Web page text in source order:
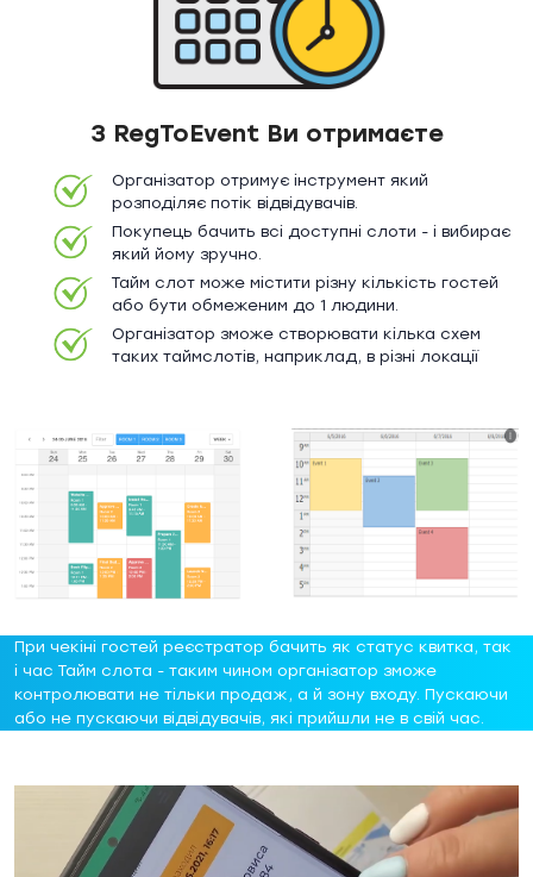
З RegToEvent Ви отримаєте
Організатор отримує інструмент який
розподіляє потік відвідувачів.
Покупець бачить всі доступні слоти - і вибирає
який йому зручно.
Тайм слот може містити різну кількість гостей
або бути обмеженим до 1 людини.
Організатор зможе створювати кілька схем
таких таймслотів, наприклад, в різні локації
При чекіні гостей реєстратор бачить як статус квитка, так
і час Тайм слота - таким чином організатор зможе
контролювати не тільки продаж, а й зону входу. Пускаючи
або не пускаючи відвідувачів, які прийшли не в свій час.